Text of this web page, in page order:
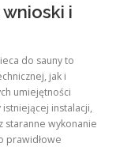
i
do sauny to
jak i
umiejętności
instalacji,
staranne wykonanie
prawidłowe